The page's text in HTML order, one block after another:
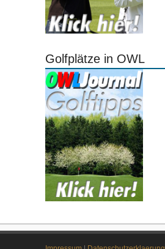
Golfplätze in OWL